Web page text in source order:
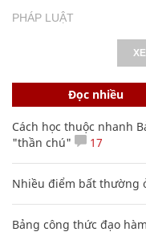
PHÁP LUẬT
Đọc nhiều
Cách học thuộc nhanh
"thần chú"
17
Nhiều điểm bất thường
Bảng công thức đạo